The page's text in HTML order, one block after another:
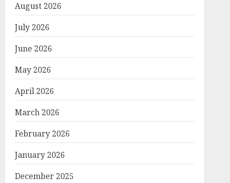
August 2026
July 2026
June 2026
May 2026
April 2026
March 2026
February 2026
January 2026
December 2025